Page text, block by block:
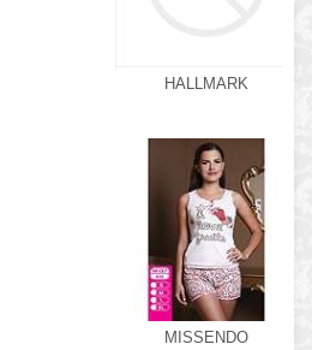
HALLMARK
MISSENDO